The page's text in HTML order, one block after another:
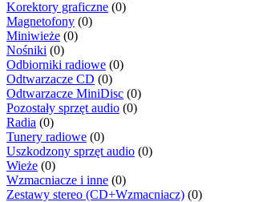
Korektory graficzne (0)
Magnetofony (0)
Miniwieże (0)
Nośniki (0)
Odbiorniki radiowe (0)
Odtwarzacze CD (0)
Odtwarzacze MiniDisc (0)
Pozostały sprzęt audio (0)
Radia (0)
Tunery radiowe (0)
Uszkodzony sprzęt audio (0)
Wieże (0)
Wzmacniacze i inne (0)
Zestawy stereo (CD+Wzmacniacz) (0)